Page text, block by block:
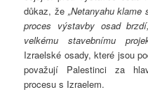
důkaz, že „Netanyahu
proces výstavby osad
velkému stavebnímu
Izraelské osady, které jsou
považují Palestinci za
procesu s Izraelem.